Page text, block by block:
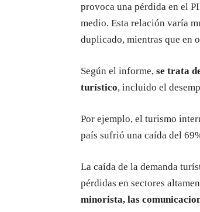
provoca una pérdida en el
medio. Esta relación varía
duplicado, mientras que en
Según el informe, se trata
turístico, incluido el
Por ejemplo, el turismo
país sufrió una caída del
La caída de la demanda
pérdidas en sectores
minorista, las